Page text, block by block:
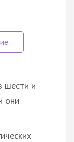
шести и
они